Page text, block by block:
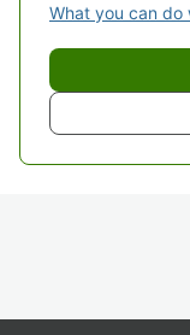
What you can do